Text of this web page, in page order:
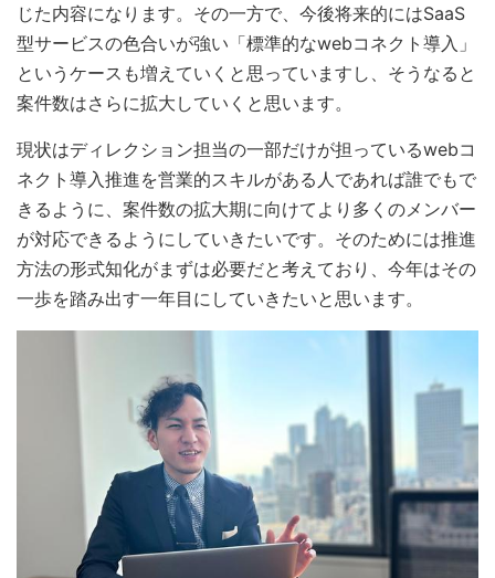
じた内容になります。その一方で、今後将来的にはSaaS
型サービスの色合いが強い「標準的なwebコネクト導入」
というケースも増えていくと思っていますし、そうなると
案件数はさらに拡大していくと思います。
現状はディレクション担当の一部だけが担っているwebコ
ネクト導入推進を営業的スキルがある人であれば誰でもで
きるように、案件数の拡大期に向けてより多くのメンバー
が対応できるようにしていきたいです。そのためには推進
方法の形式知化がまずは必要だと考えており
、今年はその
一歩を踏み出す一年目にしていきたいと思います。